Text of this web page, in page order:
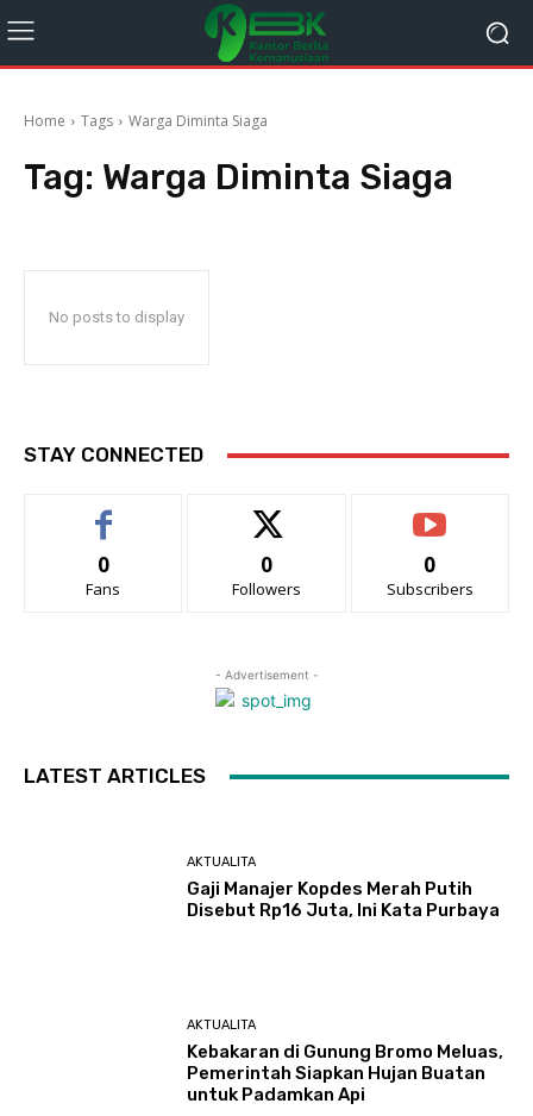
Home Tags Warga Diminta Siaga
Tag: Warga Diminta Siaga
No posts to display
STAY CONNECTED
0
Fans
0
Followers
0
Subscribers
- Advertisement -
LATEST ARTICLES
AKTUALITA
Gaji Manajer Kopdes Merah Putih
Disebut Rp16 Juta, Ini Kata Purbaya
AKTUALITA
Kebakaran di Gunung Bromo Meluas,
Pemerintah Siapkan Hujan Buatan
untuk Padamkan Api